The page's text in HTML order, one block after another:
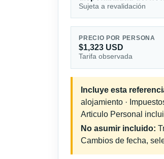
Sujeta a revalidación
PRECIO POR PERSONA
$1,323 USD
Tarifa observada
Incluye esta
alojamiento ·
Articulo Personal
No asumir incluido:
Cambios de fecha,